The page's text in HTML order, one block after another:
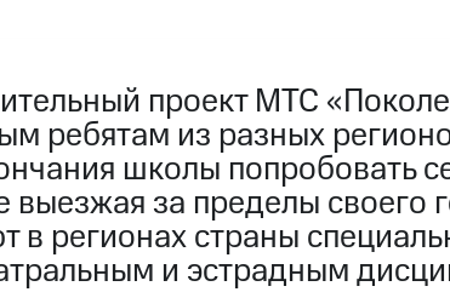
проект МТС
ребятам из разных
школы попробовать
выезжая за пределы
в регионах страны
и эстрадным